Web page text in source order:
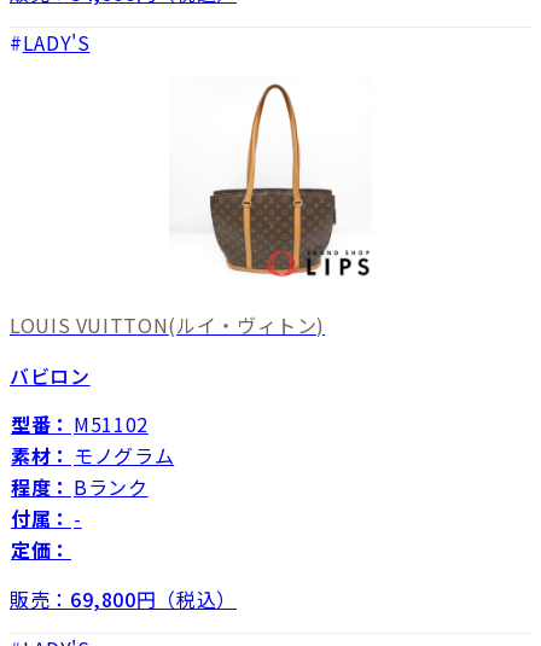
LADY'S
LOUIS VUITTON(ルイ・ヴィトン)
バビロン
型番： M51102
素材： モノグラム
程度： Bランク
付属： -
定価：
販売： 69,800円（税込）